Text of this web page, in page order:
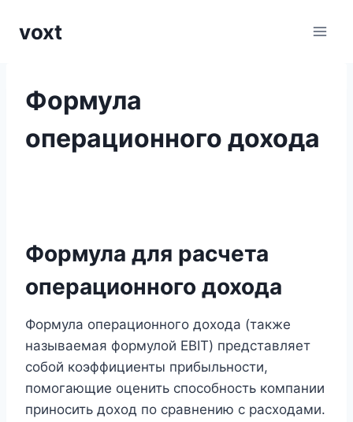
voxt
Формула
операционного дохода
Формула для расчета
операционного дохода
Формула операционного дохода (также
называемая формулой EBIT) представляет
собой коэффициенты прибыльности,
помогающие оценить способность компании
приносить доход по сравнению с расходами.